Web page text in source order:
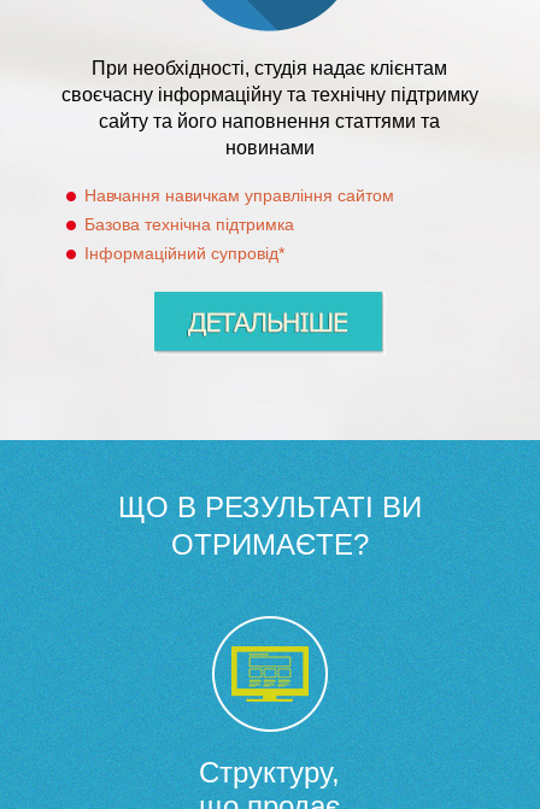
При необхідності, студія надає клієнтам
своєчасну інформаційну та технічну підтримку
сайту та його наповнення статтями та
новинами
Навчання навичкам управління сайтом
Базова технічна підтримка
Інформаційний супровід*
ЩО В РЕЗУЛЬТАТІ ВИ
ОТРИМАЄТЕ?
Структуру,